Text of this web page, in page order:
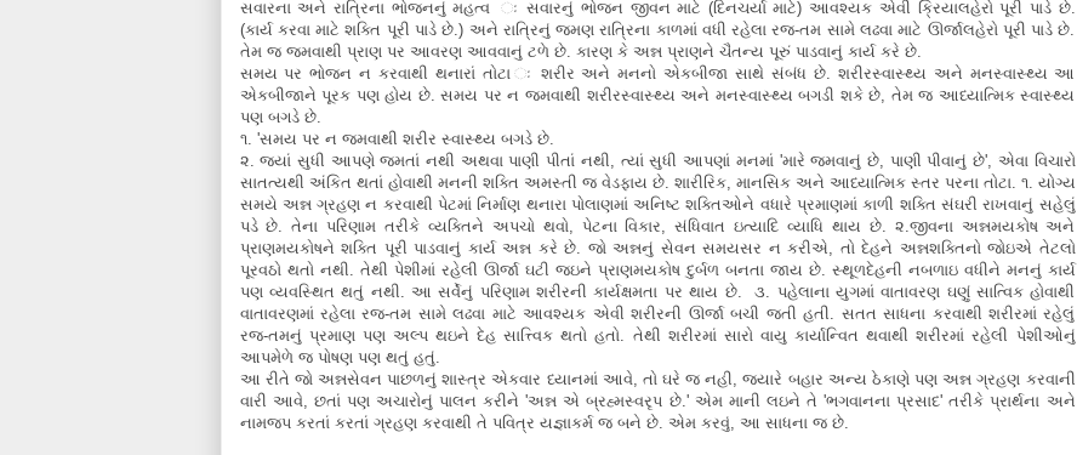
સવારના અને રાત્રિના ભોજનનું મહત્વ ઃ સવારનું ભોજન જીવન માટે (દિનચર્યા માટે) આવશ્યક એવી ક્રિયાલહેરો પૂરી પાડે છે.
(કાર્ય કરવા માટે શક્તિ પૂરી પાડે છે.) અને રાત્રિનું જમણ રાત્રિના કાળમાં વધી રહેલા રજ-તમ સામે લઢવા માટે ઊર્જાલહેરો પૂરી પાડે છે.
તેમ જ જમવાથી પ્રાણ પર આવરણ આવવાનું ટળે છે. કારણ કે અન્ન પ્રાણને ચૈતન્ય પૂરું પાડવાનું કાર્ય કરે છે.
સમય પર ભોજન ન કરવાથી થનારાં તોટા ઃ શરીર અને મનનો એકબીજા સાથે સંબંધ છે. શરીરસ્વાસ્થ્ય અને મનસ્વાસ્થ્ય આ
એકબીજાને પૂરક પણ હોય છે. સમય પર ન જમવાથી શરીરસ્વાસ્થ્ય અને મનસ્વાસ્થ્ય બગડી શકે છે, તેમ જ આધ્યાત્મિક સ્વાસ્થ્ય
પણ બગડે છે.
૧. 'સમય પર ન જમવાથી શરીર સ્વાસ્થ્ય બગડે છે.
૨. જ્યાં સુધી આપણે જમતાં નથી અથવા પાણી પીતાં નથી, ત્યાં સુધી આપણાં મનમાં 'મારે જમવાનું છે, પાણી પીવાનું છે', એવા વિચારો
સાતત્યથી અંકિત થતાં હોવાથી મનની શક્તિ અમસ્તી જ વેડફાય છે. શારીરિક, માનસિક અને આધ્યાત્મિક સ્તર પરના તોટા. ૧. યોગ્ય
સમયે અન્ન ગ્રહણ ન કરવાથી પેટમાં નિર્માણ થનારા પોલાણમાં અનિષ્ટ શક્તિઓને વધારે પ્રમાણમાં કાળી શક્તિ સંઘરી રાખવાનું સહેલું
પડે છે. તેના પરિણામ તરીકે વ્યક્તિને અપચો થવો, પેટના વિકાર, સંધિવાત ઇત્યાદિ વ્યાધિ થાય છે. ૨.જીવના અન્નમયકોષ અને
પ્રાણમયકોષને શક્તિ પૂરી પાડવાનું કાર્ય અન્ન કરે છે. જો અન્નનું સેવન સમયસર ન કરીએ, તો દેહને અન્નશક્તિનો જોઇએ તેટલો
પૂરવઠો થતો નથી. તેથી પેશીમાં રહેલી ઊર્જા ઘટી જઇને પ્રાણમયકોષ દુર્બળ બનતા જાય છે. સ્થૂળદેહની નબળાઇ વધીને મનનું કાર્ય
પણ વ્યવસ્થિત થતું નથી. આ સર્વેનું પરિણામ શરીરની કાર્યક્ષમતા પર થાય છે. ૩. પહેલાના યુગમાં વાતાવરણ ઘણું સાત્વિક હોવાથી
વાતાવરણમાં રહેલા રજ-તમ સામે લઢવા માટે આવશ્યક એવી શરીરની ઊર્જા બચી જતી હતી. સતત સાધના કરવાથી શરીરમાં રહેલું
રજ-તમનું પ્રમાણ પણ અલ્પ થઇને દેહ સાત્ત્વિક થતો હતો. તેથી શરીરમાં સારો વાયુ કાર્યાન્વિત થવાથી શરીરમાં રહેલી પેશીઓનું
આપમેળે જ પોષણ પણ થતું હતું.
આ રીતે જો અન્નસેવન પાછળનું શાસ્ત્ર એકવાર ધ્યાનમાં આવે, તો ઘરે જ નહી, જ્યારે બહાર અન્ય ઠેકાણે પણ અન્ન ગ્રહણ કરવાની
વારી આવે, છતાં પણ અચારોનું પાલન કરીને 'અન્ન એ બ્રહ્મસ્વરૃપ છે.' એમ માની લઇને તે 'ભગવાનના પ્રસાદ' તરીકે પ્રાર્થના અને
નામજપ કરતાં કરતાં ગ્રહણ કરવાથી તે પવિત્ર યજ્ઞાકર્મ જ બને છે. એમ કરવું, આ સાધના જ છે.